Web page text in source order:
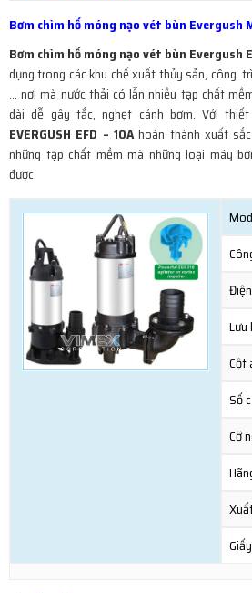
Bơm chìm hố móng nạo vét bùn Evergush
Bơm chìm hố móng nạo vét bùn Evergush
dụng trong các khu chế xuất thủy sản, công
… nơi mà nước thải có lẫn nhiều tạp chất
dài dễ gây tắc, nghẹt cánh bơm. Với
EVERGUSH EFD – 10Ahoàn thành xuất
những tạp chất mềm mà những loại máy
được.
Lưu
Cột
Số
Cỡ